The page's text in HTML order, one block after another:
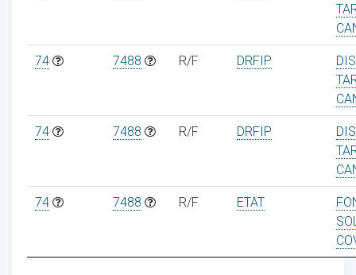
74 7488 R/F DRFIP
74 7488 R/F DRFIP
74 7488 R/F ETAT